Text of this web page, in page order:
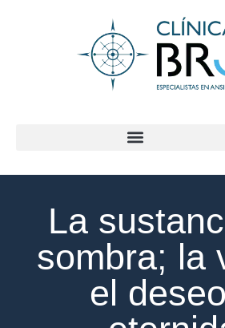
La
sombra; la
el